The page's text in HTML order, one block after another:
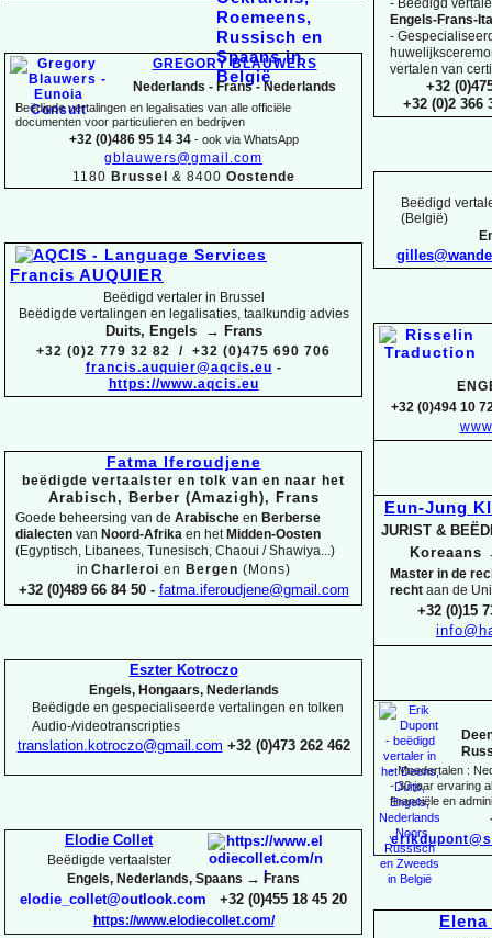
- Beëdigd
Engels-Frans-
-
vertalen van
+32
+32 (0)2 366
Beëdigd
(België)
+32 (0)494 10
Eun-Jung
JURIST &
Koreaans
Master in de
recht aan de
+32 (0)15
-Moedertalen :
-30 jaar ervaring
financiële en
GREGORY BLAUWERS
Nederlands - Frans -Nederlands
Beëdigde vertalingen en legalisaties van alle officiële
documenten voor particulieren en bedrijven
+32 (0)486 95 14 34 -ook via WhatsApp
gblauwers@gmail.com
1180 Brussel & 8400 Oostende
Francis AUQUIER
Beëdigd vertaler in Brussel
Beëdigde vertalingen en legalisaties, taalkundig advies
Duits, Engels → Frans
+32 (0)2 779 32 82 / +32 (0)475 690 706
francis.auquier@aqcis.eu -
https://www.aqcis.eu
Fatma Iferoudjene
beëdigde vertaalster en tolk van en naar het
Arabisch, Berber (Amazigh), Frans
Goede beheersing van de Arabische en Berberse
dialecten van Noord-Afrika en hetMidden-Oosten
(Egyptisch, Libanees, Tunesisch, Chaoui / Shawiya...)
in Charleroi en Bergen (Mons)
+32 (0)489 66 84 50 - fatma.iferoudjene@gmail.com
Eszter Kotroczo
Engels, Hongaars, Nederlands
Beëdigde en gespecialiseerde vertalingen en tolken
Audio-/videotranscripties
translation.kotroczo@gmail.com +32 (0)473 262 462
Elodie Collet
Beëdigde vertaalster
Engels, Nederlands, Spaans → Frans
elodie_collet@outlook.com +32 (0)455 18 45 20
https://www.elodiecollet.com/